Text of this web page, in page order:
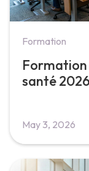
Formation
Formation
santé 2026
May 3, 2026